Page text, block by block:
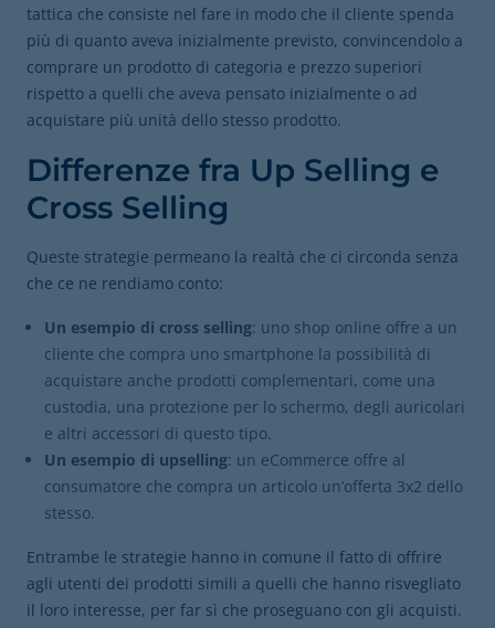
tattica che consiste nel fare in modo che il cliente spenda
più di quanto aveva inizialmente previsto, convincendolo a
comprare un prodotto di categoria e prezzo superiori
rispetto a quelli che aveva pensato inizialmente o ad
acquistare più unità dello stesso prodotto.
Differenze fra Up Selling e
Cross Selling
Queste strategie permeano la realtà che ci circonda senza
che ce ne rendiamo conto:
Un esempio di cross selling: uno shop online offre a un
cliente che compra uno smartphone la possibilità di
acquistare anche prodotti complementari, come una
custodia, una protezione per lo schermo, degli auricolari
e altri accessori di questo tipo.
Un esempio di upselling: un eCommerce offre al
consumatore che compra un articolo un’offerta 3x2 dello
stesso.
Entrambe le strategie hanno in comune il fatto di offrire
agli utenti dei prodotti simili a quelli che hanno risvegliato
il loro interesse, per far sì che proseguano con gli acquisti.